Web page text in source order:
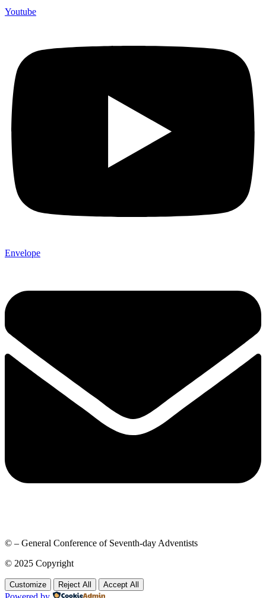
Youtube
Envelope
© – General Conference of Seventh-day Adventists
© 2025 Copyright
Customize Reject All Accept All